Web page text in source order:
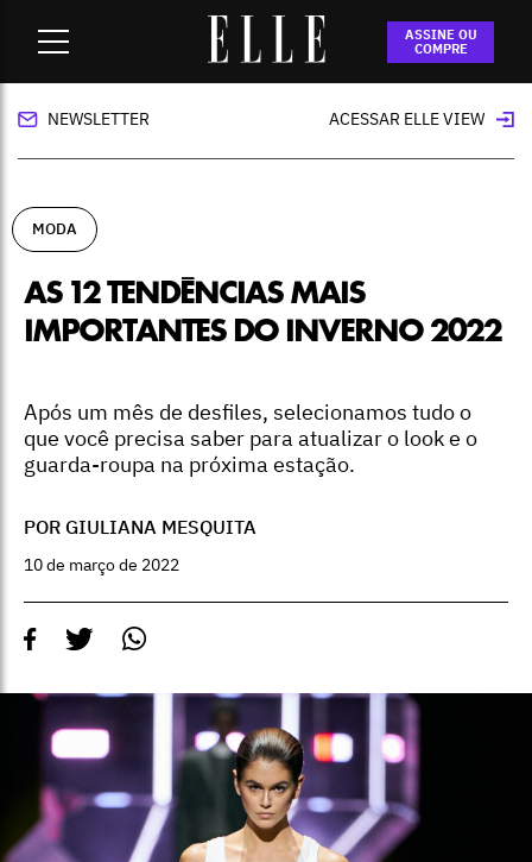
ASSINE OU
COMPRE
As 12 tendências mais importantes do
inverno 2022
NEWSLETTER ACESSAR ELLE VIEW
MODA
AS 12 TENDÊNCIAS MAIS
IMPORTANTES DO INVERNO 2022
Após um mês de desfiles, selecionamos tudo o
que você precisa saber para atualizar o look e o
guarda-roupa na próxima estação.
POR GIULIANA MESQUITA
10 de março de 2022